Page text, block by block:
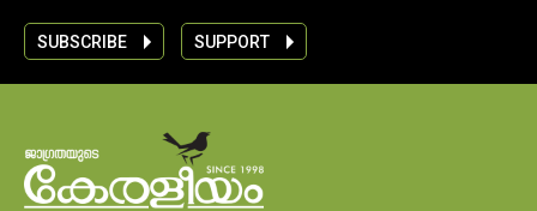
SUBSCRIBE SUPPORT